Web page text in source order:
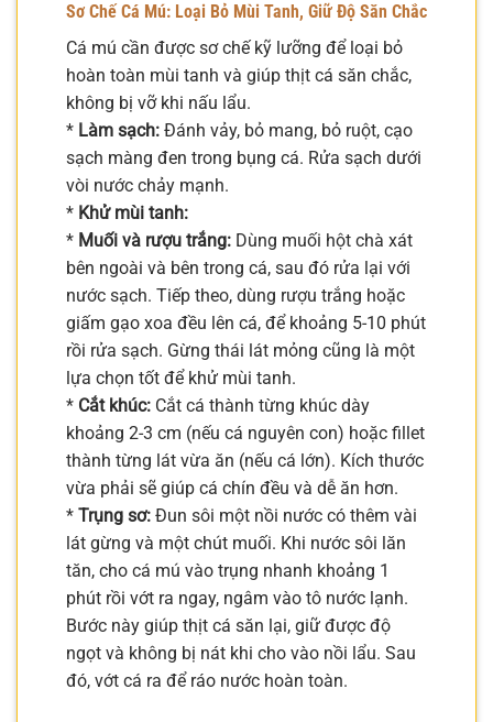
Sơ Chế Cá Mú: Loại Bỏ Mùi Tanh, Giữ Độ Săn Chắc
Cá mú cần được sơ chế kỹ lưỡng để loại bỏ
hoàn toàn mùi tanh và giúp thịt cá săn chắc,
không bị vỡ khi nấu lẩu.
* Làm sạch: Đánh vảy, bỏ mang, bỏ ruột, cạo
sạch màng đen trong bụng cá. Rửa sạch dưới
vòi nước chảy mạnh.
* Khử mùi tanh:
* Muối và rượu trắng: Dùng muối hột chà xát
bên ngoài và bên trong cá, sau đó rửa lại với
nước sạch. Tiếp theo, dùng rượu trắng hoặc
giấm gạo xoa đều lên cá, để khoảng 5-10 phút
rồi rửa sạch. Gừng thái lát mỏng cũng là một
lựa chọn tốt để khử mùi tanh.
* Cắt khúc: Cắt cá thành từng khúc dày
khoảng 2-3 cm (nếu cá nguyên con) hoặc fillet
thành từng lát vừa ăn (nếu cá lớn). Kích thước
vừa phải sẽ giúp cá chín đều và dễ ăn hơn.
* Trụng sơ: Đun sôi một nồi nước có thêm vài
lát gừng và một chút muối. Khi nước sôi lăn
tăn, cho cá mú vào trụng nhanh khoảng 1
phút rồi vớt ra ngay, ngâm vào tô nước lạnh.
Bước này giúp thịt cá săn lại, giữ được độ
ngọt và không bị nát khi cho vào nồi lẩu. Sau
đó, vớt cá ra để ráo nước hoàn toàn.